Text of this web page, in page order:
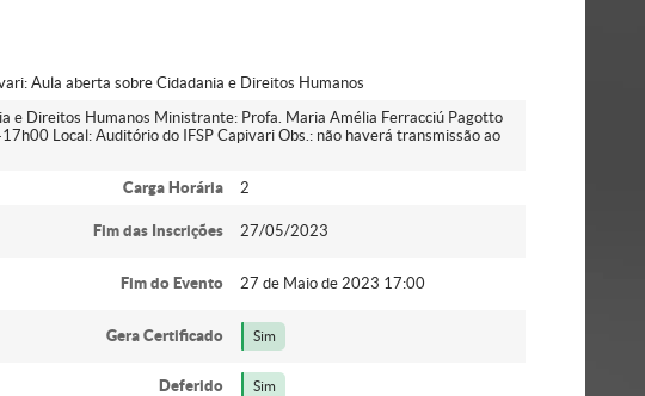
Aula aberta sobre Cidadania e Direitos Humanos
e Direitos Humanos Ministrante: Profa. Maria Amélia Ferracciú Pagotto
Local: Auditório do IFSP Capivari Obs.: não haverá transmissão ao
Carga Horária
2
Fim das Inscrições 27/05/2023
Fim do Evento 27 de Maio de 2023 17:00
Gera Certificado Sim
Deferido Sim